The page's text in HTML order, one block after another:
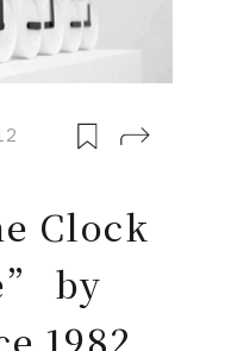
Clock
by
1982